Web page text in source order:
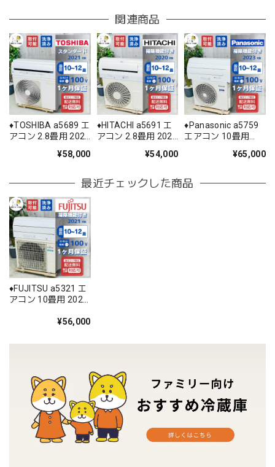
関連商品
♦️TOSHIBA a5689 エ
アコン 2.8畳用 2021
¥58,000
♦️HITACHI a5691 エ
アコン 2.8畳用 2020
¥54,000
♦️Panasonic a5759
エアコン 10畳用
¥65,000
最近チェックした商品
♦️FUJITSU a5321 エ
アコン 10畳用 2021
¥56,000